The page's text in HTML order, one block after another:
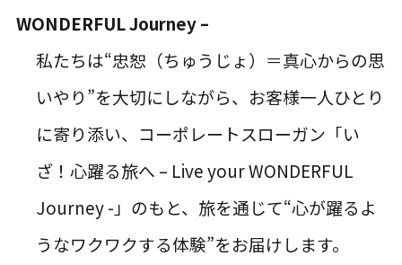
WONDERFUL Journey –
私たちは“忠恕（ちゅうじょ）＝真心からの思
いやり”を大切にしながら、お客様一人ひとり
に寄り添い、コーポレートスローガン「い
ざ！心躍る旅へ – Live your WONDERFUL
Journey -」のもと、旅を通じて“心が躍るよ
うなワクワクする体験”をお届けします。